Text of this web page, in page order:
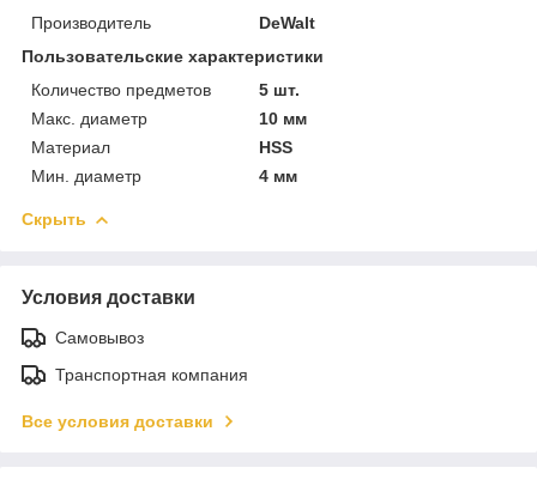
Производитель
DeWalt
Пользовательские характеристики
Количество предметов
5 шт.
Макс. диаметр
10 мм
Материал
HSS
Мин. диаметр
4 мм
Скрыть
Условия доставки
Самовывоз
Транспортная компания
Все условия доставки